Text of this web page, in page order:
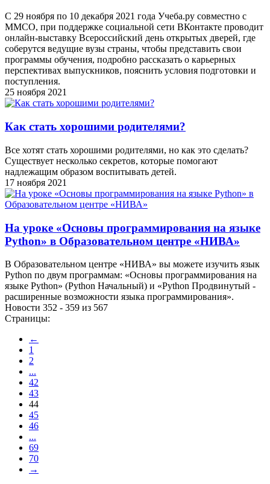
С 29 ноября по 10 декабря 2021 года Учеба.ру совместно с
ММСО, при поддержке социальной сети ВКонтакте проводит
онлайн-выставку Всероссийский день открытых дверей, где
соберутся ведущие вузы страны, чтобы представить свои
программы обучения, подробно рассказать о карьерных
перспективах выпускников, пояснить условия подготовки и
поступления.
25 ноября 2021
Как стать хорошими родителями?
Все хотят стать хорошими родителями, но как это сделать?
Существует несколько секретов, которые помогают
надлежащим образом воспитывать детей.
17 ноября 2021
На уроке «Основы программирования на языке
Python» в Образовательном центре «НИВА»
В Образовательном центре «НИВА» вы можете изучить язык
Python по двум программам: «Основы программирования на
языке Python» (Python Начальный) и «Python Продвинутый -
расширенные возможности языка программирования».
Новости 352 - 359 из 567
Страницы:
←
1
2
...
42
43
44
45
46
...
69
70
→